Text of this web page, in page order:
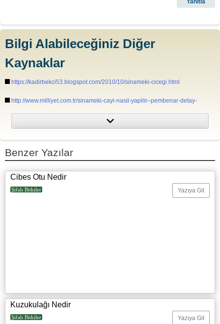
Bilgi Alabileceğiniz Diğer
Kaynaklar
https://kadirbekci53.blogspot.com/2010/10/sinameki-cicegi.html
http://www.milliyet.com.tr/sinameki-cayi-nasil-yapilir–pembenar-detay-
http://www.haber7.com/saglik/haber/2817359-sinameki-faydalari-nelerdir-
https://www.tarifsizcaylar.com/sinameki-nedir-sinameki-otu-yararlari-
Benzer Yazılar
Cibes Otu Nedir
Şifalı Bitkiler Yazıya Git
Kuzukulağı Nedir
Şifalı Bitkiler Yazıya Git